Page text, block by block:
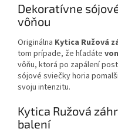
Dekoratívne
vôňou
Originálna Kytica Ružová
tom prípade, že hľadáte
vôňu, ktorá po zapálení
sójové sviečky horia
svoju intenzitu.
Kytica Ružová
balení